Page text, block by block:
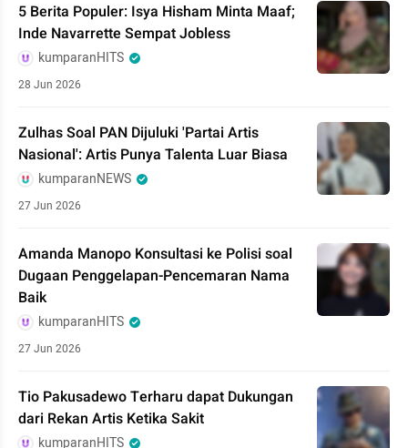
5 Berita Populer: Isya Hisham Minta Maaf;
Inde Navarrette Sempat Jobless
kumparanHITS
28 Jun 2026
Zulhas Soal PAN Dijuluki 'Partai Artis
Nasional': Artis Punya Talenta Luar Biasa
kumparanNEWS
27 Jun 2026
Amanda Manopo Konsultasi ke Polisi soal
Dugaan Penggelapan-Pencemaran Nama
Baik
kumparanHITS
27 Jun 2026
Tio Pakusadewo Terharu dapat Dukungan
dari Rekan Artis Ketika Sakit
kumparanHITS